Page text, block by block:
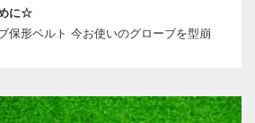
に☆
形ベルト 今お使いのグローブを型崩